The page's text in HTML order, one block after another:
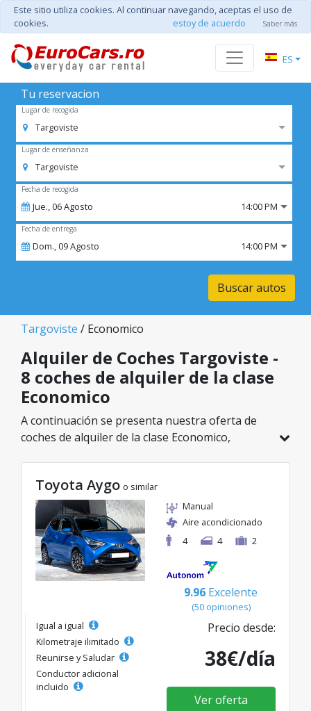
Este sitio utiliza cookies. Al continuar navegando, aceptas el uso de
cookies.
estoy de acuerdo Saber más
ES
Tu reservacion
Lugar de recogida
Targoviste
Lugar de enseñanza
Targoviste
Fecha de recogida
Jue.,06Agosto 14:00 PM
Fecha de entrega
Dom.,09Agosto 14:00 PM
Buscar autos
Targoviste / Economico
Alquiler de Coches Targoviste -
8 coches de alquiler de la clase
Economico
A continuación se presenta nuestra oferta de
coches de alquiler de la clase Economico,
modelo ideal de la categoría seleccionada, con
tarifas excelentes desde solo 38€/día.
Toyota Aygo o similar
Manual
Aire acondicionado
4
4 2
9.96 Excelente
(50 opiniones)
Igual a igual
Kilometraje ilimitado
Reunirse y Saludar
Conductor adicional
incluido
Precio desde:
38€/día
Ver oferta